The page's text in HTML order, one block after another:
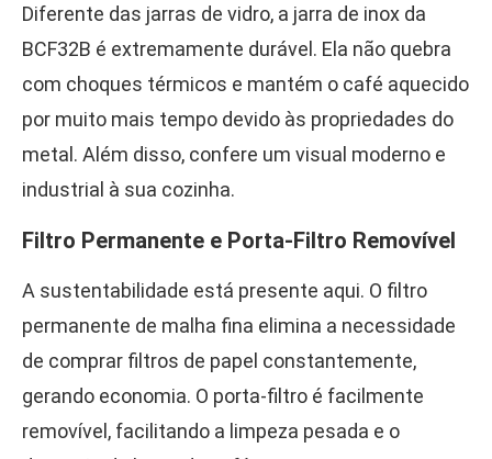
Diferente das jarras de vidro, a jarra de inox da
BCF32B é extremamente durável. Ela não quebra
com choques térmicos e mantém o café aquecido
por muito mais tempo devido às propriedades do
metal. Além disso, confere um visual moderno e
industrial à sua cozinha.
Filtro Permanente e Porta-Filtro Removível
A sustentabilidade está presente aqui. O filtro
permanente de malha fina elimina a necessidade
de comprar filtros de papel constantemente,
gerando economia. O porta-filtro é facilmente
removível, facilitando a limpeza pesada e o